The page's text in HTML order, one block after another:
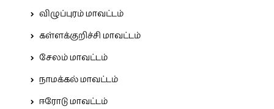
விழுப்புரம் மாவட்டம்
கள்ளக்குறிச்சி மாவட்டம்
சேலம் மாவட்டம்
நாமக்கல் மாவட்டம்
ஈரோடு மாவட்டம்